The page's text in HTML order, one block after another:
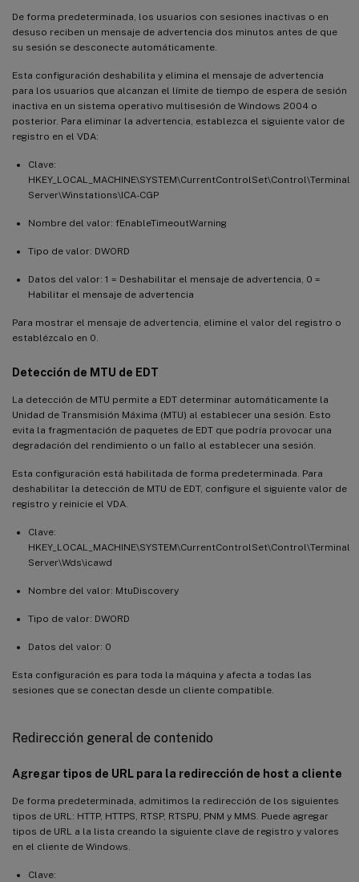
De forma predeterminada, los usuarios con sesiones inactivas o en
desuso reciben un mensaje de advertencia dos minutos antes de que
su sesión se desconecte automáticamente.
Esta configuración deshabilita y elimina el mensaje de advertencia
para los usuarios que alcanzan el límite de tiempo de espera de sesión
inactiva en un sistema operativo multisesión de Windows 2004 o
posterior. Para eliminar la advertencia, establezca el siguiente valor de
registro en el VDA:
Clave:
HKEY_LOCAL_MACHINE\SYSTEM\CurrentControlSet\Control\Terminal
Server\Winstations\ICA-CGP
Nombre del valor: fEnableTimeoutWarning
Tipo de valor: DWORD
Datos del valor: 1 = Deshabilitar el mensaje de advertencia, 0 =
Habilitar el mensaje de advertencia
Para mostrar el mensaje de advertencia, elimine el valor del registro o
establézcalo en 0.
Detección de MTU de EDT
La detección de MTU permite a EDT determinar automáticamente la
Unidad de Transmisión Máxima (MTU) al establecer una sesión. Esto
evita la fragmentación de paquetes de EDT que podría provocar una
degradación del rendimiento o un fallo al establecer una sesión.
Esta configuración está habilitada de forma predeterminada. Para
deshabilitar la detección de MTU de EDT, configure el siguiente valor de
registro y reinicie el VDA.
Clave:
HKEY_LOCAL_MACHINE\SYSTEM\CurrentControlSet\Control\Terminal
Server\Wds\icawd
Nombre del valor: MtuDiscovery
Tipo de valor: DWORD
Datos del valor: 0
Esta configuración es para toda la máquina y afecta a todas las
sesiones que se conectan desde un cliente compatible.
Redirección general de contenido
Agregar tipos de URL para la redirección de host a cliente
De forma predeterminada, admitimos la redirección de los siguientes
tipos de URL: HTTP, HTTPS, RTSP, RTSPU, PNM y MMS. Puede agregar
tipos de URL a la lista creando la siguiente clave de registro y valores
en el cliente de Windows.
Clave: